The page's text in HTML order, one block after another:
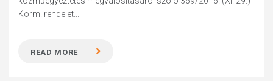
Korm. rendelet...
READ MORE